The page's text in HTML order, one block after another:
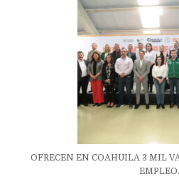
OFRECEN EN COAHUILA 3 MIL
EMPLEO.